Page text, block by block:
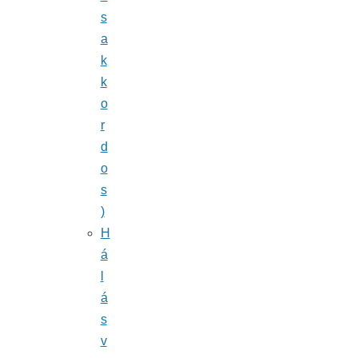
s
a
k
k
o
r
d
o
s
)
H
á
á
s
v